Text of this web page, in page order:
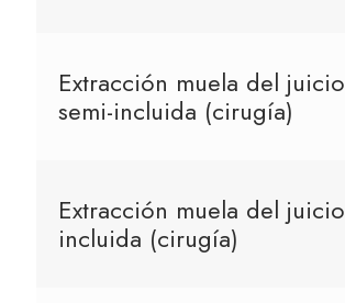
Extracción muela del juicio
semi-incluida (cirugía)
Extracción muela del juicio
incluida (cirugía)